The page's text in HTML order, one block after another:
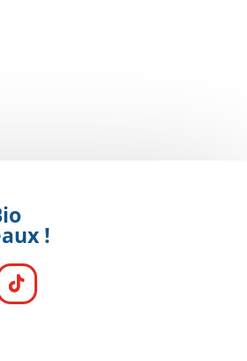
!